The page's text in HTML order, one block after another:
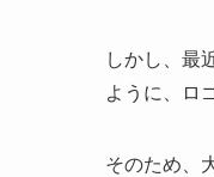
しかし、最
ように、ロ
そのため、